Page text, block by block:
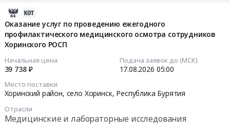
Оказание услуг по проведению ежегодного
профилактического медицинского осмотра сотрудников
Хоринского РОСП
Начальная цена
39 738 ₽
Подача заявок до (МСК)
17.08.2026 05:00
Место поставки
Хоринский район, село Хоринск, Республика Бурятия
Отрасли
Медицинские и лабораторные исследования